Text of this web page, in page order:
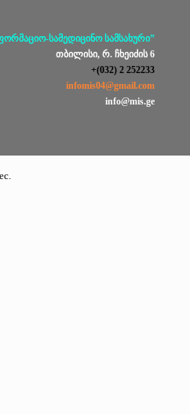
სამედიცინო სამსახური”
თბილისი, რ. ჩხეიძის 6
+(032) 2 252233
infomis04@gmail.com
info@mis.ge